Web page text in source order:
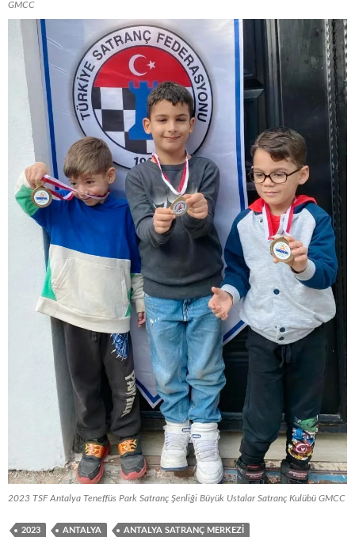
GMCC
2023 TSF Antalya Teneffüs Park Satranç Şenliği Büyük Ustalar Satranç Kulübü GMCC
2023 ANTALYA ANTALYA SATRANÇ MERKEZI